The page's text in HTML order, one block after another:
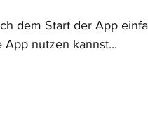
dem Start der App
nutzen kannst...